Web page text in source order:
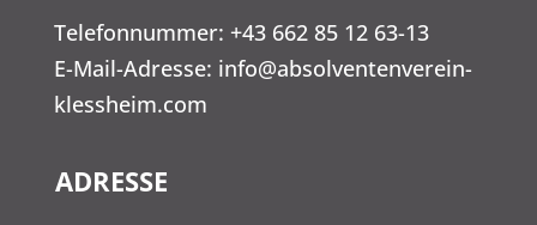
Telefonnummer: +43 662 85 12 63-13
E-Mail-Adresse: info@absolventenverein-
klessheim.com
ADRESSE